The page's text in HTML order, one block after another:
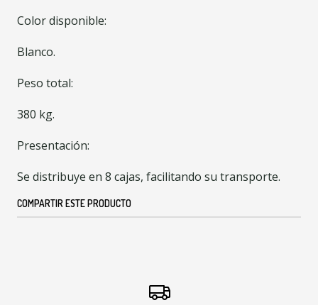
Color disponible:
Blanco.
Peso total:
380 kg.
Presentación:
Se distribuye en 8 cajas, facilitando su transporte.
COMPARTIR ESTE PRODUCTO